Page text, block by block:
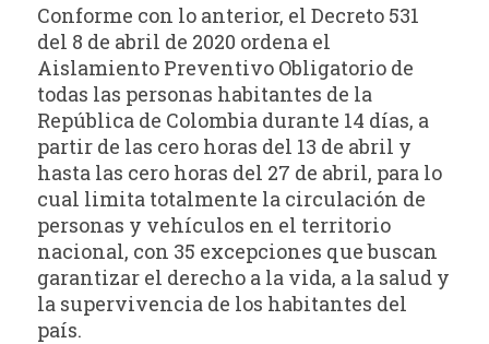
Conforme con lo anterior, el Decreto 531
del 8 de abril de 2020 ordena el
Aislamiento Preventivo Obligatorio de
todas las personas habitantes de la
República de Colombia durante 14 días, a
partir de las cero horas del 13 de abril y
hasta las cero horas del 27 de abril, para lo
cual limita totalmente la circulación de
personas y vehículos en el territorio
nacional, con 35 excepciones que buscan
garantizar el derecho a la vida, a la salud y
la supervivencia de los habitantes del
país.